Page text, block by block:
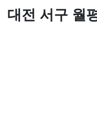
대전 서구 월